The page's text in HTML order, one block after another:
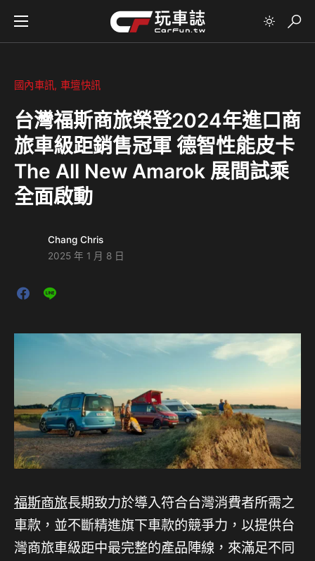
國內車訊 車壇快訊
台灣福斯商旅榮登2024年進口商
旅車級距銷售冠軍 德智性能皮卡
The All New Amarok 展間試乘
全面啟動
Chang Chris
2025 年 1 月 8 日
福斯商旅長期致力於導入符合台灣消費者所需之
車款，並不斷精進旗下車款的競爭力，以提供台
灣商旅車級距中最完整的產品陣線，來滿足不同